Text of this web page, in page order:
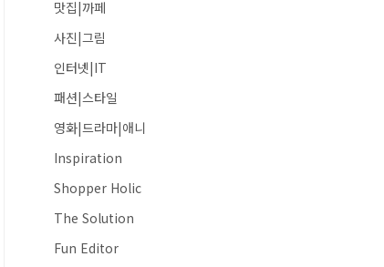
맛집|까페
사진|그림
인터넷|IT
패션|스타일
영화|드라마|애니
Inspiration
Shopper Holic
The Solution
Fun Editor